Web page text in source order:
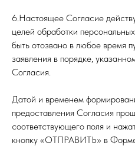
6.Настоящее Согласие
целей обработки
быть отозвано в любое время
заявления в порядке,
Согласия.
Датой и временем
предоставления Согласия
соответствующего поля и
кнопку «ОТПРАВИТЬ» в